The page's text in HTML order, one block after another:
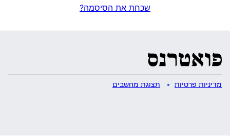
שכחת את הסיסמה?
מדיניות פרטיות תצוגת מחשבים